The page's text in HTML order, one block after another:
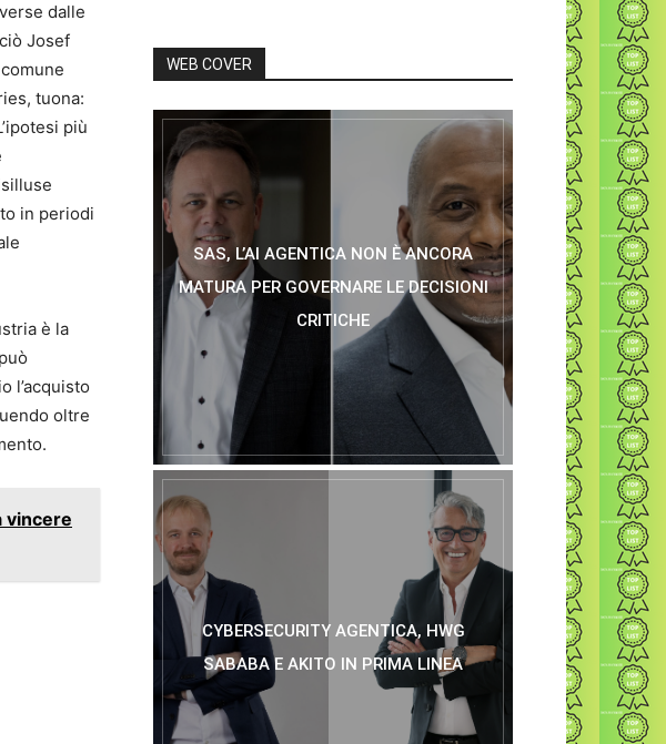
dalle
Josef
comune
tuona:
più
in periodi
è la
l’acquisto
oltre
vincere
WEB COVER
SAS, L’AI AGENTICA NON È ANCORA
MATURA PER GOVERNARE LE DECISIONI
CRITICHE
CYBERSECURITY AGENTICA, HWG
SABABA E AKITO IN PRIMA LINEA